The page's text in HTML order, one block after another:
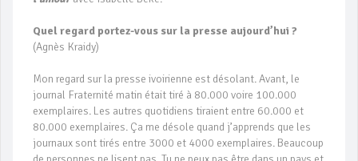
Quel regard portez-vous sur la presse aujourd’hui ?
(Agnès Kraidy)
Mon regard sur la presse ivoirienne est désolant. Avant, le
journal Fraternité matin était tiré à 80.000 voire 100.000
exemplaires. Les autres quotidiens tiraient entre 60.000 et
80.000 exemplaires. Ça me désole quand j’apprends que les
journaux sont tirés entre 3000 et 4000 exemplaires. Beaucoup